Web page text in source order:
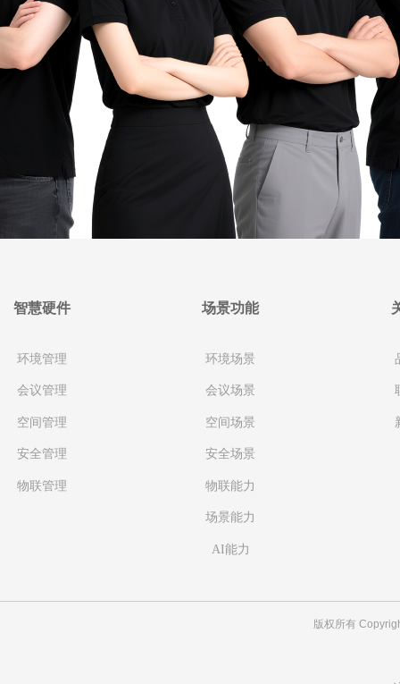
智慧硬件
环境管理
会议管理
空间管理
安全管理
物联管理
场景功能
环境场景
会议场景
空间场景
安全场景
物联能力
场景能力
AI能力
版权所有